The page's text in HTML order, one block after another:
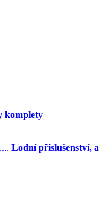
komplety
Lodní přislušenství,